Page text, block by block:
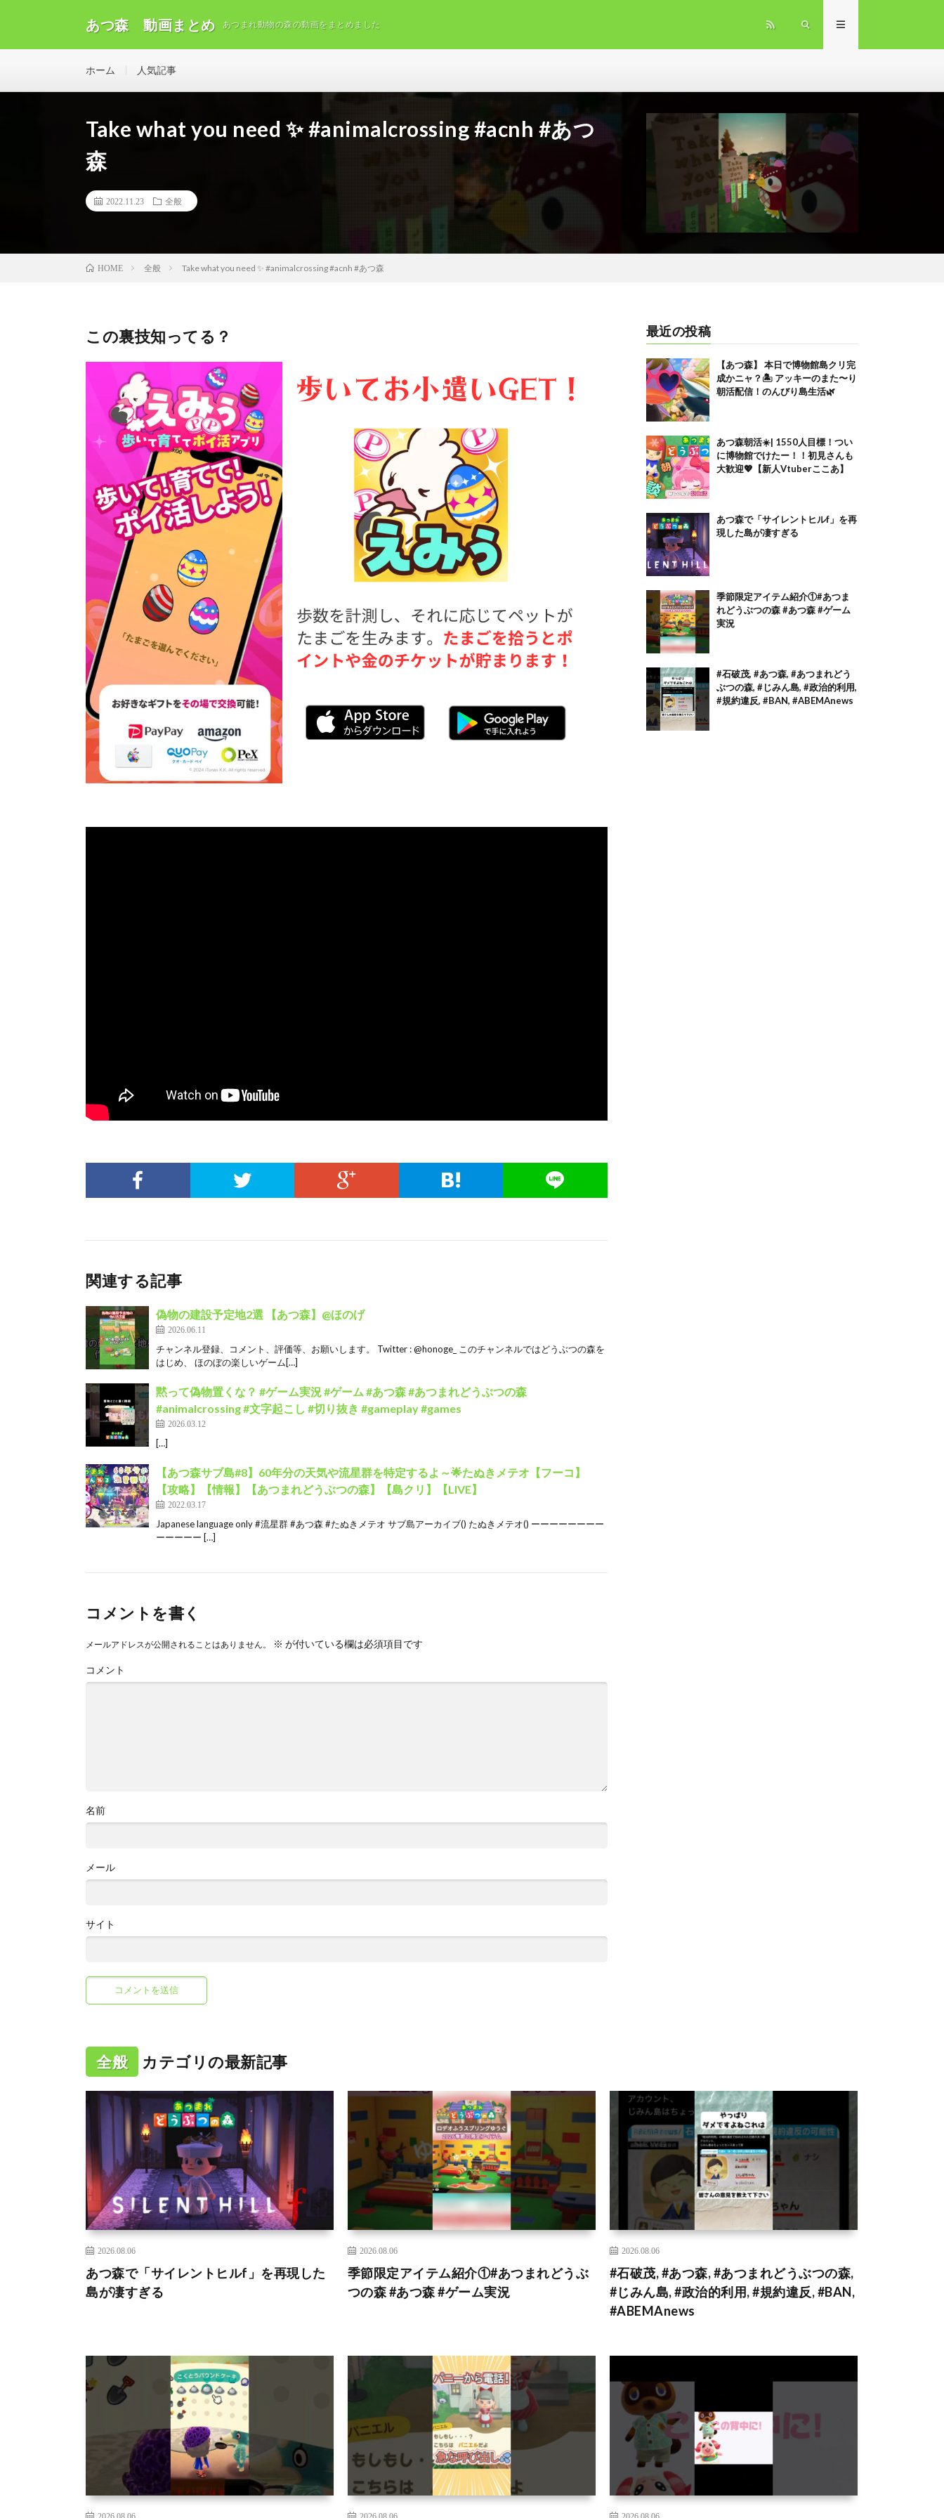
あつ森 動画まとめ あつまれ動物の森の動画をまとめました
ホーム 人気記事
Take what you need ✨ #animalcrossing #acnh #あつ
森
2022.11.23 全般
HOME 全般 Take what you need ✨ #animalcrossing #acnh #あつ森
この裏技知ってる？
関連する記事
偽物の建設予定地2選 【あつ森】@ほのげ
2026.06.11
チャンネル登録、コメント、評価等、お願いします。 Twitter : @honoge_ このチャンネルではどうぶつの森を
はじめ、 ほのぼの楽しいゲーム[…]
黙って偽物置くな？ #ゲーム実況 #ゲーム #あつ森 #あつまれどうぶつの森
#animalcrossing #文字起こし #切り抜き #gameplay #games
2026.03.12
[…]
【あつ森サブ島#8】60年分の天気や流星群を特定するよ～🌟たぬきメテオ【フーコ】
【攻略】【情報】【あつまれどうぶつの森】【島クリ】【LIVE】
2022.03.17
Japanese language only #流星群 #あつ森 #たぬきメテオ サブ島アーカイブ() たぬきメテオ() ーーーーーーーー
ーーーーー […]
コメントを書く
メールアドレスが公開されることはありません。 ※ が付いている欄は必須項目です
コメント
名前
メール
サイト
最近の投稿
【あつ森】 本日で博物館島クリ完
成かニャ？🏝️ アッキーのまた〜り
朝活配信！のんびり島生活🌿
あつ森朝活☀️| 1550人目標！つい
に博物館でけたー！！初見さんも
大歓迎💖【新人Vtuberここあ】
あつ森で「サイレントヒルf」を再
現した島が凄すぎる
季節限定アイテム紹介①#あつま
れどうぶつの森 #あつ森 #ゲーム
実況
#石破茂, #あつ森, #あつまれどう
ぶつの森, #じみん島, #政治的利用,
#規約違反, #BAN, #ABEMAnews
全般 カテゴリの最新記事
2026.08.06
あつ森で「サイレントヒルf」を再現した
島が凄すぎる
2026.08.06
季節限定アイテム紹介①#あつまれどうぶ
つの森 #あつ森 #ゲーム実況
2026.08.06
#石破茂, #あつ森, #あつまれどうぶつの森,
#じみん島, #政治的利用, #規約違反, #BAN,
#ABEMAnews
2026.08.06 2026.08.06 2026.08.06